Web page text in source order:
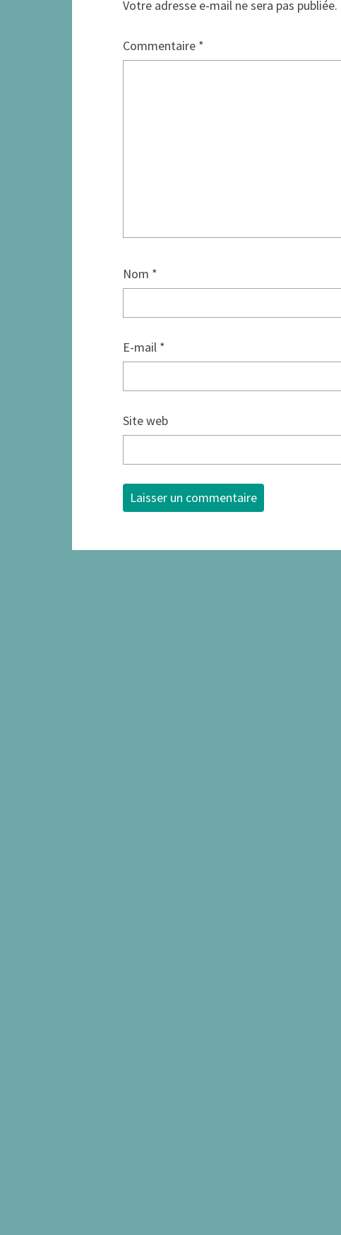
Votre adresse e-mail ne sera pas publiée.
Commentaire *
Nom *
E-mail *
Site web